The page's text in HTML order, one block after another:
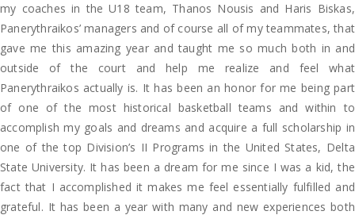
my coaches in the U18 team, Thanos Nousis and Haris Biskas,
Panerythraikos’ managers and of course all of my teammates, that
gave me this amazing year and taught me so much both in and
outside of the court and help me realize and feel what
Panerythraikos actually is. It has been an honor for me being part
of one of the most historical basketball teams and within to
accomplish my goals and dreams and acquire a full scholarship in
one of the top Division’s II Programs in the United States, Delta
State University. It has been a dream for me since I was a kid, the
fact that I accomplished it makes me feel essentially fulfilled and
grateful. It has been a year with many and new experiences both